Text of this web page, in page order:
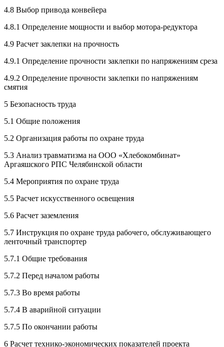
4.8 Выбор привода конвейера
4.8.1 Определение мощности и выбор мотора-редуктора
4.9 Расчет заклепки на прочность
4.9.1 Определение прочности заклепки по напряжениям среза
4.9.2 Определение прочности заклепки по напряжениям
смятия
5 Безопасность труда
5.1 Общие положения
5.2 Организация работы по охране труда
5.3 Анализ травматизма на ООО «Хлебокомбинат»
Аргаяшского РПС Челябинской области
5.4 Мероприятия по охране труда
5.5 Расчет искусственного освещения
5.6 Расчет заземления
5.7 Инструкция по охране труда рабочего, обслуживающего
ленточный транспортер
5.7.1 Общие требования
5.7.2 Перед началом работы
5.7.3 Во время работы
5.7.4 В аварийной ситуации
5.7.5 По окончании работы
6 Расчет технико-экономических показателей проекта